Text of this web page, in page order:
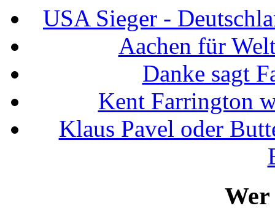
USA Sieger -
Aachen für
Danke sagt
Kent Farrington
Klaus Pavel oder